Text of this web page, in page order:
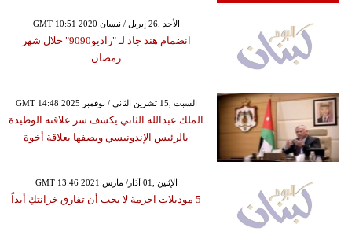
GMT 10:51 2020 الأحد ,26 إبريل / نيسان
انضمام هند جاد لـ "راديو9090" خلال شهر
رمضان
GMT 14:48 2025 السبت ,15 تشرين الثاني / نوفمبر
الملك عبدالله الثاني يكشف سر علاقته الوطيدة
بالرئيس الإندونيسي ويصفها بعلاقة أخوة
GMT 13:46 2021 الإثنين ,01 آذار/ مارس
5 موديلات احزمة لا يجب أن تفارق خزانتكِ أبداً